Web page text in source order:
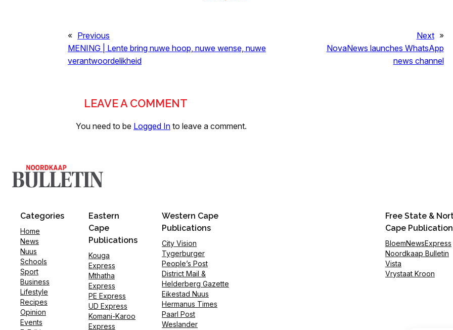
« Previous
MENING | Lente bring nuwe hoop, nuwe wense, nuwe
verantwoordelikheid
Next »
NovaNews launches WhatsApp
news channel
LEAVE A COMMENT
You need to be Logged In to leave a comment.
Categories
Home
News
Nuus
Schools
Sport
Business
Lifestyle
Recipes
Opinion
Events
Eastern
Cape
Publications
Kouga
Express
Mthatha
Express
PE Express
UD Express
Komani-Karoo
Express
Western Cape
Publications
City Vision
Tygerburger
People’s Post
District Mail &
Helderberg Gazette
Eikestad Nuus
Hermanus Times
Paarl Post
Weslander
Free State &
Cape
BloemNewsExpress
Noordkaap Bulletin
Vista
Vrystaat Kroon